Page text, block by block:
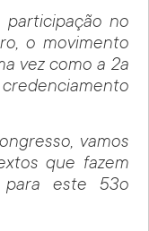
participação no
o movimento
vez como a 2a
vamos
que fazem
este 53o